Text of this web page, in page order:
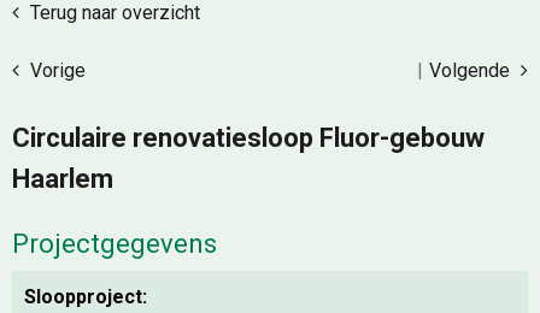
Terug naar overzicht
Volgende
|
Vorige
Circulaire renovatiesloop Fluor-gebouw
Haarlem
Projectgegevens
Sloopproject: